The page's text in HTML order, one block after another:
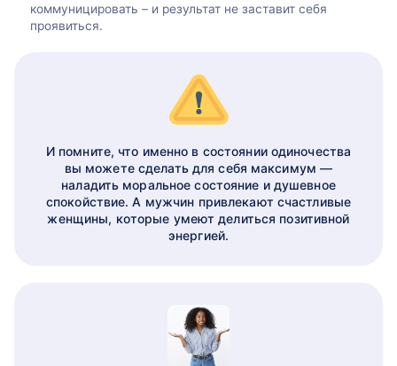
коммуницировать – и результат не заставит себя
проявиться.
И помните, что именно в состоянии одиночества
вы можете сделать для себя максимум —
наладить моральное состояние и душевное
спокойствие. А мужчин привлекают счастливые
женщины, которые умеют делиться позитивной
энергией.